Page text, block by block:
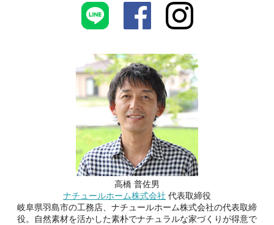
高橋 普佐男
ナチュールホーム株式会社 代表取締役
岐阜県羽島市の工務店、ナチュールホーム株式会社の代表取締
役。自然素材を活かした素朴でナチュラルな家づくりが得意で